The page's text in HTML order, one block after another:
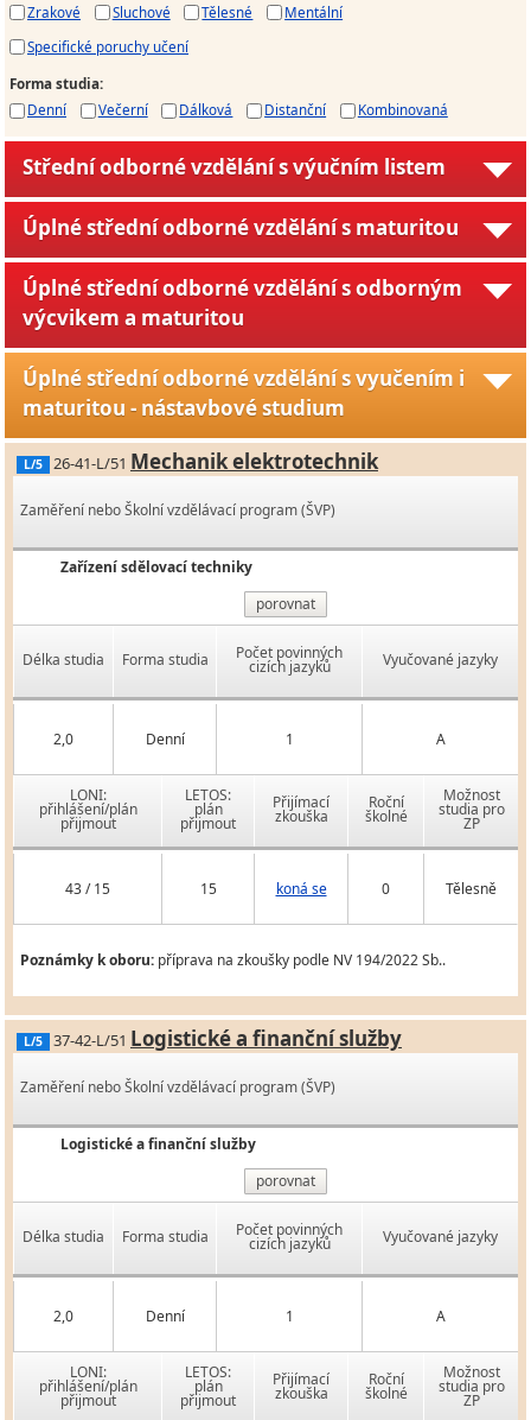
Zrakové
Sluchové Tělesné
Mentální
Specifické poruchy učení
Forma studia:
Denní
Večerní Dálková Distanční Kombinovaná
Střední odborné vzdělání s výučním listem
Úplné střední odborné vzdělání s maturitou
Úplné střední odborné vzdělání s odborným
výcvikem a maturitou
Úplné střední odborné vzdělání s vyučením i
maturitou - nástavbové studium
L/5 26-41-L/51 Mechanik elektrotechnik
Zaměření nebo Školní vzdělávací program (ŠVP)
Zařízení sdělovací techniky
porovnat
Délka studia Forma studia Počet povinných
cizích jazyků Vyučované jazyky
2,0 Denní 1 A
LONI:
přihlášení/plán
přijmout
LETOS:
plán
přijmout
Přijímací
zkouška
Roční
školné
Možnost
studia pro
ZP
43 / 15 15 koná se 0 Tělesně
Poznámky k oboru: příprava na zkoušky podle NV 194/2022 Sb..
L/5 37-42-L/51 Logistické a finanční služby
Zaměření nebo Školní vzdělávací program (ŠVP)
Logistické a finanční služby
porovnat
Délka studia Forma studia Počet povinných
cizích jazyků Vyučované jazyky
2,0 Denní 1 A
LONI:
přihlášení/plán
přijmout
LETOS:
plán
přijmout
Přijímací
zkouška
Roční
školné
Možnost
studia pro
ZP